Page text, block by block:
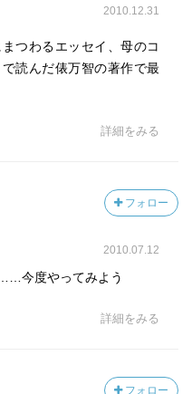
2010.12.31
つわるエッセイ、母のコ
読んだ俵万智の著作で最
詳細をみる
フォロー
2010.07.12
今度やってみよう
詳細をみる
フォロー